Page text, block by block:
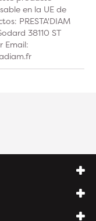
en la UE de
PRESTA'DIAM
38110 ST
Email: